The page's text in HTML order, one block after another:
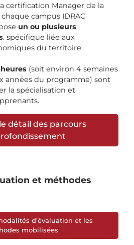
certification Manager de la
campus IDRAC
un ou plusieurs
. spécifique liée aux
du territoire.
(soit environ 4 semaines
années du programme) sont
la spécialisation et
détail des parcours
et méthodes
d’évaluation et les
mobilisées